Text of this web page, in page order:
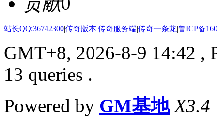
站长QQ:36742300|传奇版本|传奇服务端|传奇一条龙|鲁ICP备
GMT+8, 2026-8-9 14:42 ,
13 queries .
Powered by GM基地 X3.4